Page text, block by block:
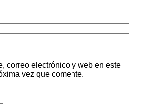
correo electrónico y web en este
vez que comente.